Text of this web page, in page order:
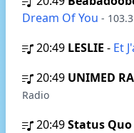
Dream Of You -
20:49 LESLIE - Et
20:49 UNIMED
Radio
20:49Status Quo